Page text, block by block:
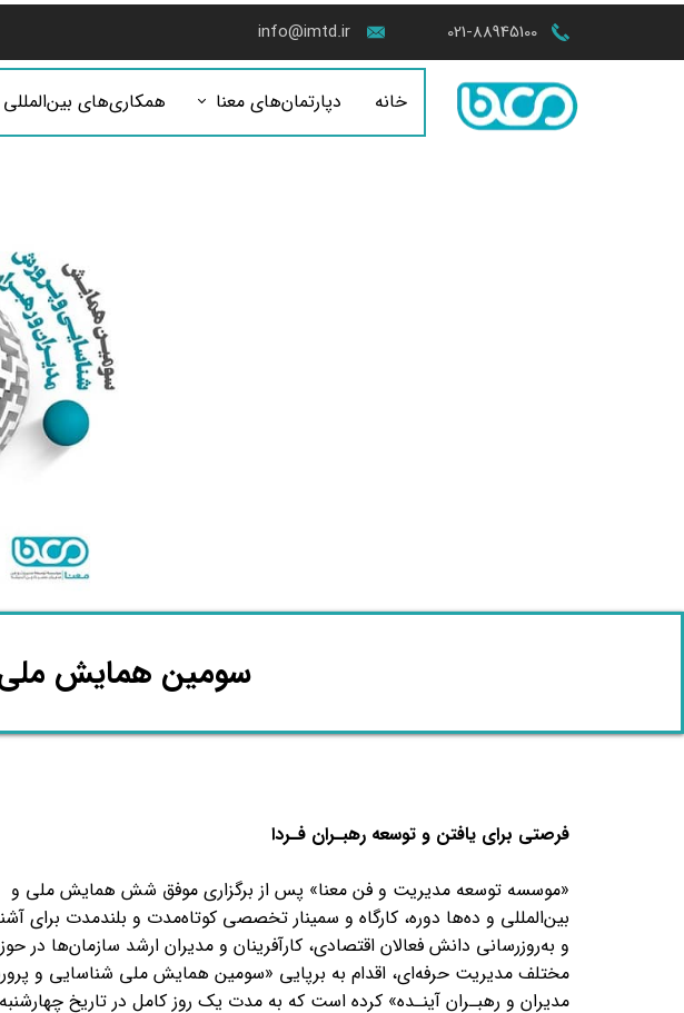
021-88945100
info@imtd.ir
خانه دپارتمان‌های معنا همکاری‌های بین‌المللی
​سومین همایش ملی
فرصتی برای یافتن و توسعه رهبـران فـردا
«موسسه توسعه مدیریت و فن معنا» پس از برگزاری موفق شش همایش ملی و
بین‌المللی و ده‌ها دوره، کارگاه و سمینار تخصصی کوتاه‌مدت و بلندمدت برای
و به‌روزرسانی دانش فعالان اقتصادی، کارآفرینان و مدیران ارشد سازمان‌ها در
مختلف مدیریت حرفه‌ای، اقدام به برپایی «سومین همایش ملی شناسایی و